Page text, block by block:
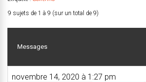
9 sujets de 1 à 9 (sur un total de 9)
Messages
novembre 14, 2020 à 1:27 pm